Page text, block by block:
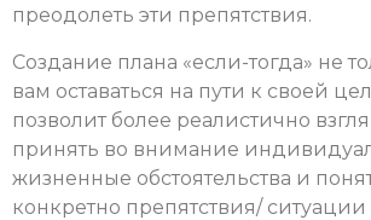
преодолеть эти препятствия.
Создание плана «если-тогда» не
вам оставаться на пути к своей
позволит более реалистично
принять во внимание
жизненные обстоятельства и
конкретно препятствия/